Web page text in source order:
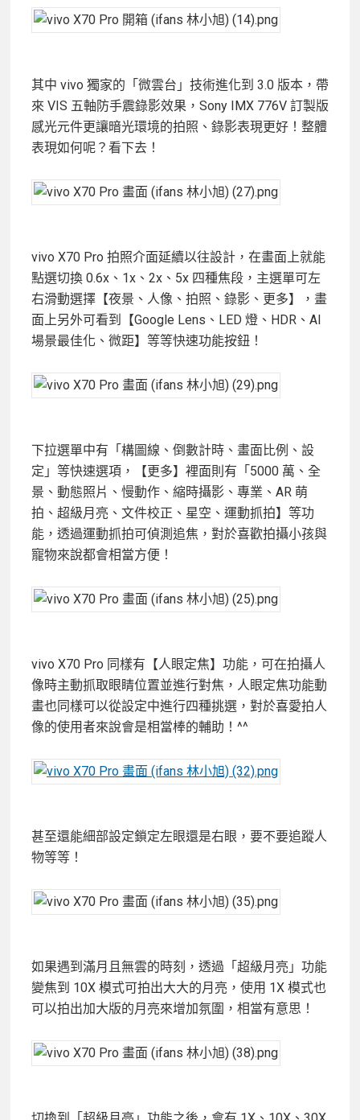
其中 vivo 獨家的「微雲台」技術進化到 3.0 版本，帶
來 VIS 五軸防手震錄影效果，Sony IMX 776V 訂製版
感光元件更讓暗光環境的拍照、錄影表現更好！整體
表現如何呢？看下去！
vivo X70 Pro 拍照介面延續以往設計，在畫面上就能
點選切換 0.6x、1x、2x、5x 四種焦段，主選單可左
右滑動選擇【夜景、人像、拍照、錄影、更多】，畫
面上另外可看到【Google Lens、LED 燈、HDR、AI
場景最佳化、微距】等等快速功能按鈕！
下拉選單中有「構圖線、倒數計時、畫面比例、設
定」等快速選項，【更多】裡面則有「5000 萬、全
景、動態照片、慢動作、縮時攝影、專業、AR 萌
拍、超級月亮、文件校正、星空、運動抓拍】等功
能，透過運動抓拍可偵測追焦，對於喜歡拍攝小孩與
寵物來說都會相當方便！
vivo X70 Pro 同樣有【人眼定焦】功能，可在拍攝人
像時主動抓取眼睛位置並進行對焦，人眼定焦功能動
畫也同樣可以從設定中進行四種挑選，對於喜愛拍人
像的使用者來說會是相當棒的輔助！^^
甚至還能細部設定鎖定左眼還是右眼，要不要追蹤人
物等等！
如果遇到滿月且無雲的時刻，透過「超級月亮」功能
變焦到 10X 模式可拍出大大的月亮，使用 1X 模式也
可以拍出加大版的月亮來增加氛圍，相當有意思！